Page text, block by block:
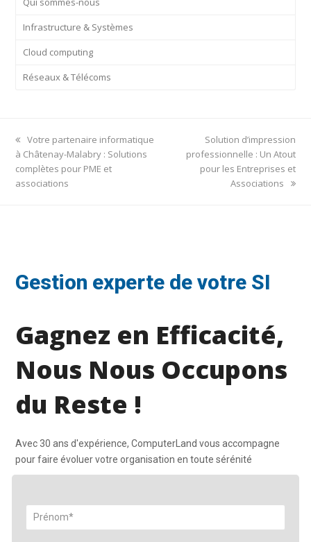
Infrastructure & Systèmes
Cloud computing
Réseaux & Télécoms
previous
post:
Votre partenaire informatique
à Châtenay-Malabry : Solutions
complètes pour PME et
associations
next
post:
Solution d’impression
professionnelle : Un Atout
pour les Entreprises et
Associations
Gestion experte de votre SI
Gagnez en Efficacité,
Nous Nous Occupons
du Reste !
Avec 30 ans d'expérience, ComputerLand vous accompagne
pour faire évoluer votre organisation en toute sérénité